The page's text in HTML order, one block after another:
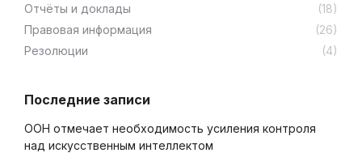
Отчёты и доклады
(18)
Правовая информация
(26)
Резолюции
(4)
Последние записи
ООН отмечает необходимость усиления контроля
над искусственным интеллектом